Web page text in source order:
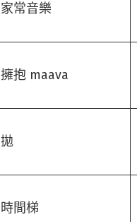
家常音樂
擁抱 maava
拋
時間梯